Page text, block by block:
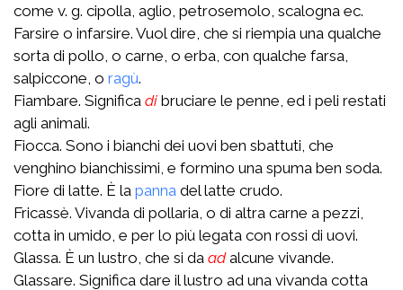
come v. g. cipolla, aglio, petrosemolo, scalogna ec.
Farsire o infarsire. Vuol dire, che si riempia una qualche
sorta di pollo, o carne, o erba, con qualche farsa,
salpiccone, o ragù.
Fiambare. Significa di bruciare le penne, ed i peli restati
agli animali.
Fiocca. Sono i bianchi dei uovi ben sbattuti, che
venghino bianchissimi, e formino una spuma ben soda.
Fiore di latte. È la panna del latte crudo.
Fricassè. Vivanda di pollaria, o di altra carne a pezzi,
cotta in umido, e per lo più legata con rossi di uovi.
Glassa. È un lustro, che si da adalcune vivande.
Glassare. Significa dare il lustro ad una vivanda cotta